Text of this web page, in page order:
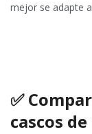
mejor se adapte
✅
cascos